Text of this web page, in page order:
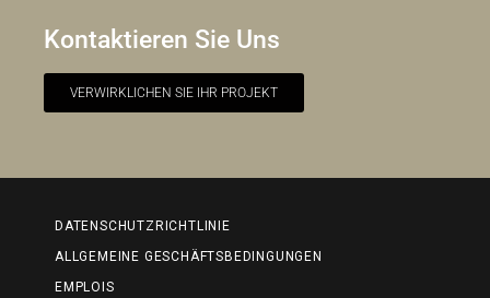
Kontaktieren Sie Uns
VERWIRKLICHEN SIE IHR PROJEKT
DATENSCHUTZRICHTLINIE
ALLGEMEINE GESCHÄFTSBEDINGUNGEN
EMPLOIS